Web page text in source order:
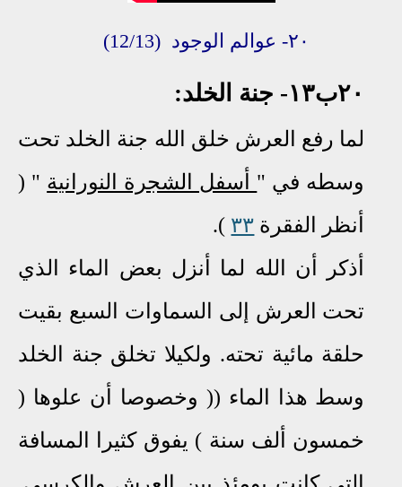
٢٠- عوالم الوجود (12/13)
٢٠ب١٣- جنة الخلد:
لما رفع العرش خلق الله جنة الخلد تحت
وسطه في " أسفل الشجرة النورانية " (
أنظر الفقرة ٣٣ )
.
أذكر أن الله لما أنزل بعض الماء الذي
تحت العرش إلى السماوات السبع بقيت
حلقة مائية تحته. ولكيلا تخلق جنة الخلد
وسط هذا الماء (( وخصوصا أن علوها (
خمسون ألف سنة ) يفوق كثيرا المسافة